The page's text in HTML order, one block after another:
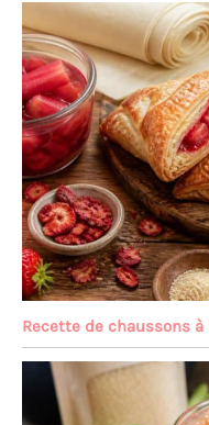
Recette de chaussons